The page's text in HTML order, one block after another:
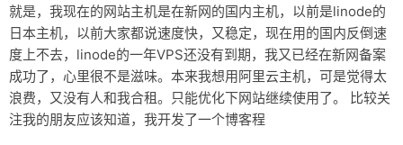
就是，我现在的网站主机是在新网的国内主机，以前是linode的
日本主机，以前大家都说速度快，又稳定，现在用的国内反倒速
度上不去，linode的一年VPS还没有到期，我又已经在新网备案
成功了，心里很不是滋味。本来我想用阿里云主机，可是觉得太
浪费，又没有人和我合租。只能优化下网站继续使用了。 比较关
注我的朋友应该知道，我开发了一个博客程